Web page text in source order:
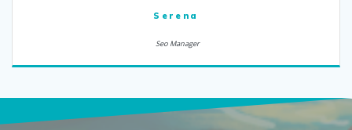
Serena
Seo Manager